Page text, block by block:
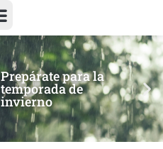
Prepárate para la
temporada de
invierno